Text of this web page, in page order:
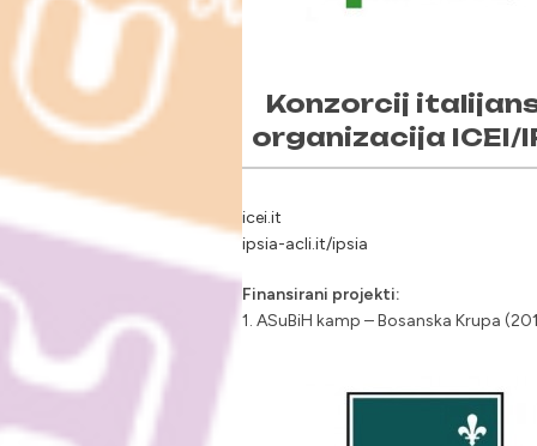
Konzorcij
organizacija ICEI/
icei.it
ipsia-acli.it/ipsia
Finansirani projekti:
1. ASuBiH kamp – Bosanska Krupa